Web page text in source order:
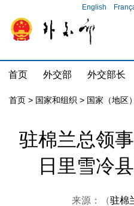
English
首页 外交部 外交部长
首页 > 国家和组织 > 国家（地区）
驻棉兰总领
日里雪冷
来源：（驻棉